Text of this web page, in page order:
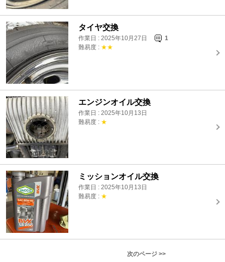
タイヤ交換
作業日 : 2025年10月27日
1
難易度 : ★★
エンジンオイル交換
作業日 : 2025年10月13日
難易度 : ★
ミッションオイル交換
作業日 : 2025年10月13日
難易度 : ★
次のページ >>